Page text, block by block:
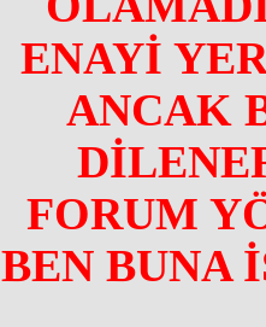
ENAYİ
ANCAK
FORUM
BEN BUNA